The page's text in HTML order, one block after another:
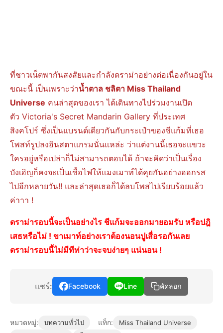
ที่ชาวเน็ตพากันสงสัยและกำลังดราม่าอย่างต่อเนื่องกันอยู่ใน
ขณะนี้ เป็นเพราะว่าน้ำตาล ชลิตา Miss Thailand
Universe คนล่าสุดของเรา ได้เดินทางไปร่วมงานเปิด
ตัว Victoria's Secret Mandarin Gallery ที่ประเทศ
สิงคโปร์ ซึ่งเป็นแบรนด์เดียวกันกับกระเป๋าของชีแก้มที่เธอ
โพสท์รูปลงอินสตาแกรมนั่นแหล่ะ ว่าแต่งานนี้เธอจะแขวะ
ใครอยู่หรือเปล่าก็ไม่สามารถตอบได้ ถ้าจะคิดว่าเป็นเรื่อง
บังเอิญก็คงจะเป็นเชื้อไฟให้แมงเมาท์ได้คุยกันอย่างออกรส
ไปอีกหลายวัน!! และล่าสุดเธอก็ได้ลบโพสไปเรียบร้อยเเล้ว
ค่าาา !
ดราม่ารอบนี้จะเป็นอย่างไร ชีแก้มจะออกมายอมรับ หรือปฎิ
เสธหรือไม่ ! ขาเมาท์อย่างเราต้องนอนปูเสื่อรอกันเลย
ดราม่ารอบนี้ไม่มีทีท่าว่าจะจบง่ายๆ แน่นอน !
แชร์: Facebook Line คัดลอก
หมวดหมู่: บทความทั่วไป แท็ก:
Miss Thailand Universe